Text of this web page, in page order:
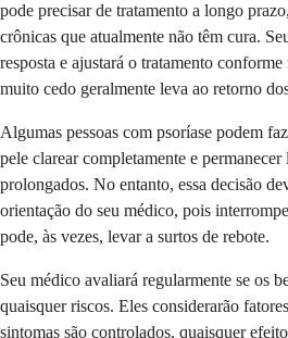
pode precisar de tratamento a longo
crônicas que atualmente não têm cura.
resposta e ajustará o tratamento
muito cedo geralmente leva ao retorno
Algumas pessoas com psoríase podem
pele clarear completamente e
prolongados. No entanto, essa decisão
orientação do seu médico, pois
pode, às vezes, levar a surtos de rebote.
Seu médico avaliará regularmente se os
quaisquer riscos. Eles considerarão
sintomas são controlados, quaisquer